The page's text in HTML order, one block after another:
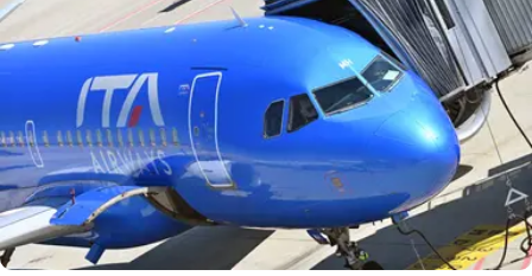
Cerca
Contatti
La